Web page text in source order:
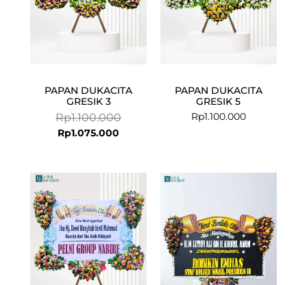
PAPAN DUKACITA
GRESIK 3
Rp1.100.000
Rp1.075.000
PAPAN DUKACITA
GRESIK 5
Rp1.100.000
Rp775.000.
Rp750.000.